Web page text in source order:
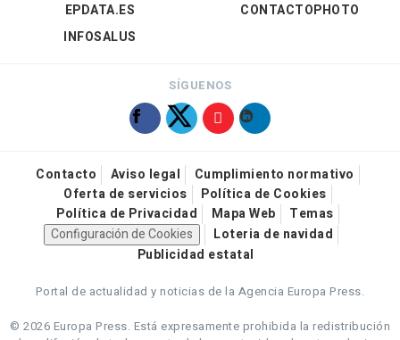
EPDATA.ES
INFOSALUS
CONTACTOPHOTO
SÍGUENOS
Contacto Aviso legal
Cumplimiento normativo
Oferta de servicios
Política de Cookies
Política de Privacidad
Mapa Web
Temas
Configuración de Cookies
Loteria de navidad
Publicidad estatal
Portal de actualidad y noticias de la Agencia Europa Press.
© 2026 Europa Press. Está expresamente prohibida la redistribución